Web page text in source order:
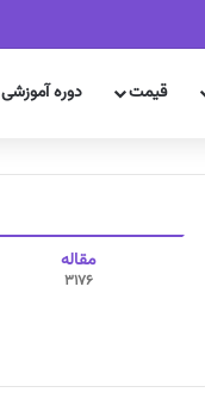
قیمت دوره آموزشی
مقاله
3176